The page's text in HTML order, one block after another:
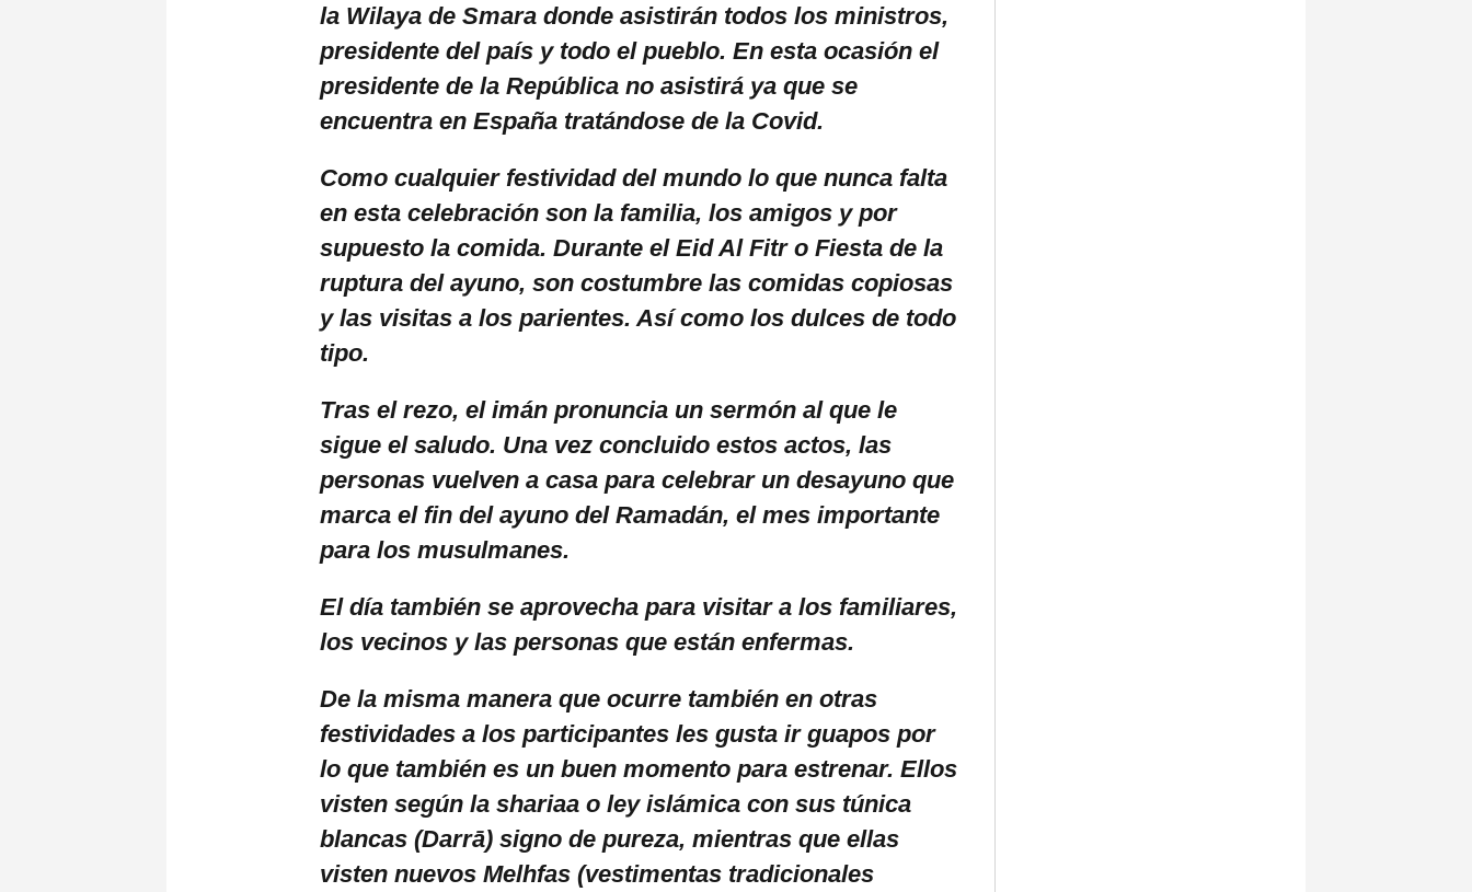
la Wilaya de Smara donde asistirán todos los ministros,
presidente del país y todo el pueblo. En esta ocasión el
presidente de la República no asistirá ya que se
encuentra en España tratándose de la Covid.
Como cualquier festividad del mundo lo que nunca falta
en esta celebración son la familia, los amigos y por
supuesto la comida. Durante el Eid Al Fitr o Fiesta de la
ruptura del ayuno, son costumbre las comidas copiosas
y las visitas a los parientes. Así como los dulces de todo
tipo.
Tras el rezo, el imán pronuncia un sermón al que le
sigue el saludo. Una vez concluido estos actos, las
personas vuelven a casa para celebrar un desayuno que
marca el fin del ayuno del Ramadán, el mes importante
para los musulmanes.
El día también se aprovecha para visitar a los familiares,
los vecinos y las personas que están enfermas.
De la misma manera que ocurre también en otras
festividades a los participantes les gusta ir guapos por
lo que también es un buen momento para estrenar. Ellos
visten según la shariaa o ley islámica con sus túnica
blancas (Darrā) signo de pureza, mientras que ellas
visten nuevos Melhfas (vestimentas tradicionales